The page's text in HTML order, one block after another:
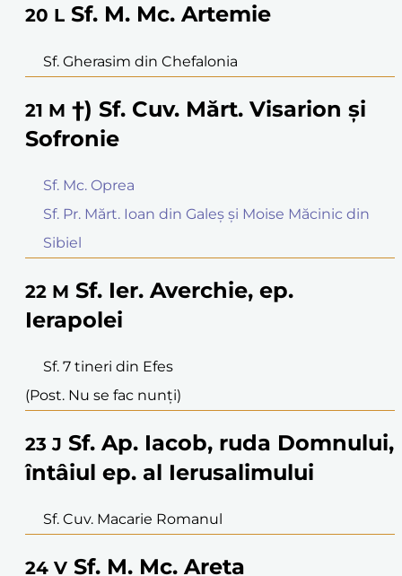
20 L Sf. M. Mc. Artemie
Sf. Gherasim din Chefalonia
21 M †) Sf. Cuv. Mărt. Visarion și
Sofronie
Sf. Mc. Oprea
Sf. Pr. Mărt. Ioan din Galeș și Moise Măcinic din
Sibiel
22 M Sf. Ier. Averchie, ep.
Ierapolei
Sf. 7 tineri din Efes
(Post. Nu se fac nunți)
23 J Sf. Ap. Iacob, ruda Domnului,
întâiul ep. al Ierusalimului
Sf. Cuv. Macarie Romanul
24 V Sf. M. Mc. Areta